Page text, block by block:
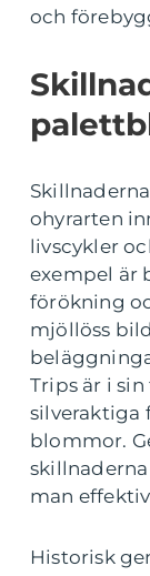
och
ohyrarten
livscykler
exempel är
förökning
mjöllöss
Trips är i
silveraktiga
blommor.
man
Historisk